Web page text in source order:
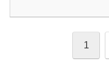
1